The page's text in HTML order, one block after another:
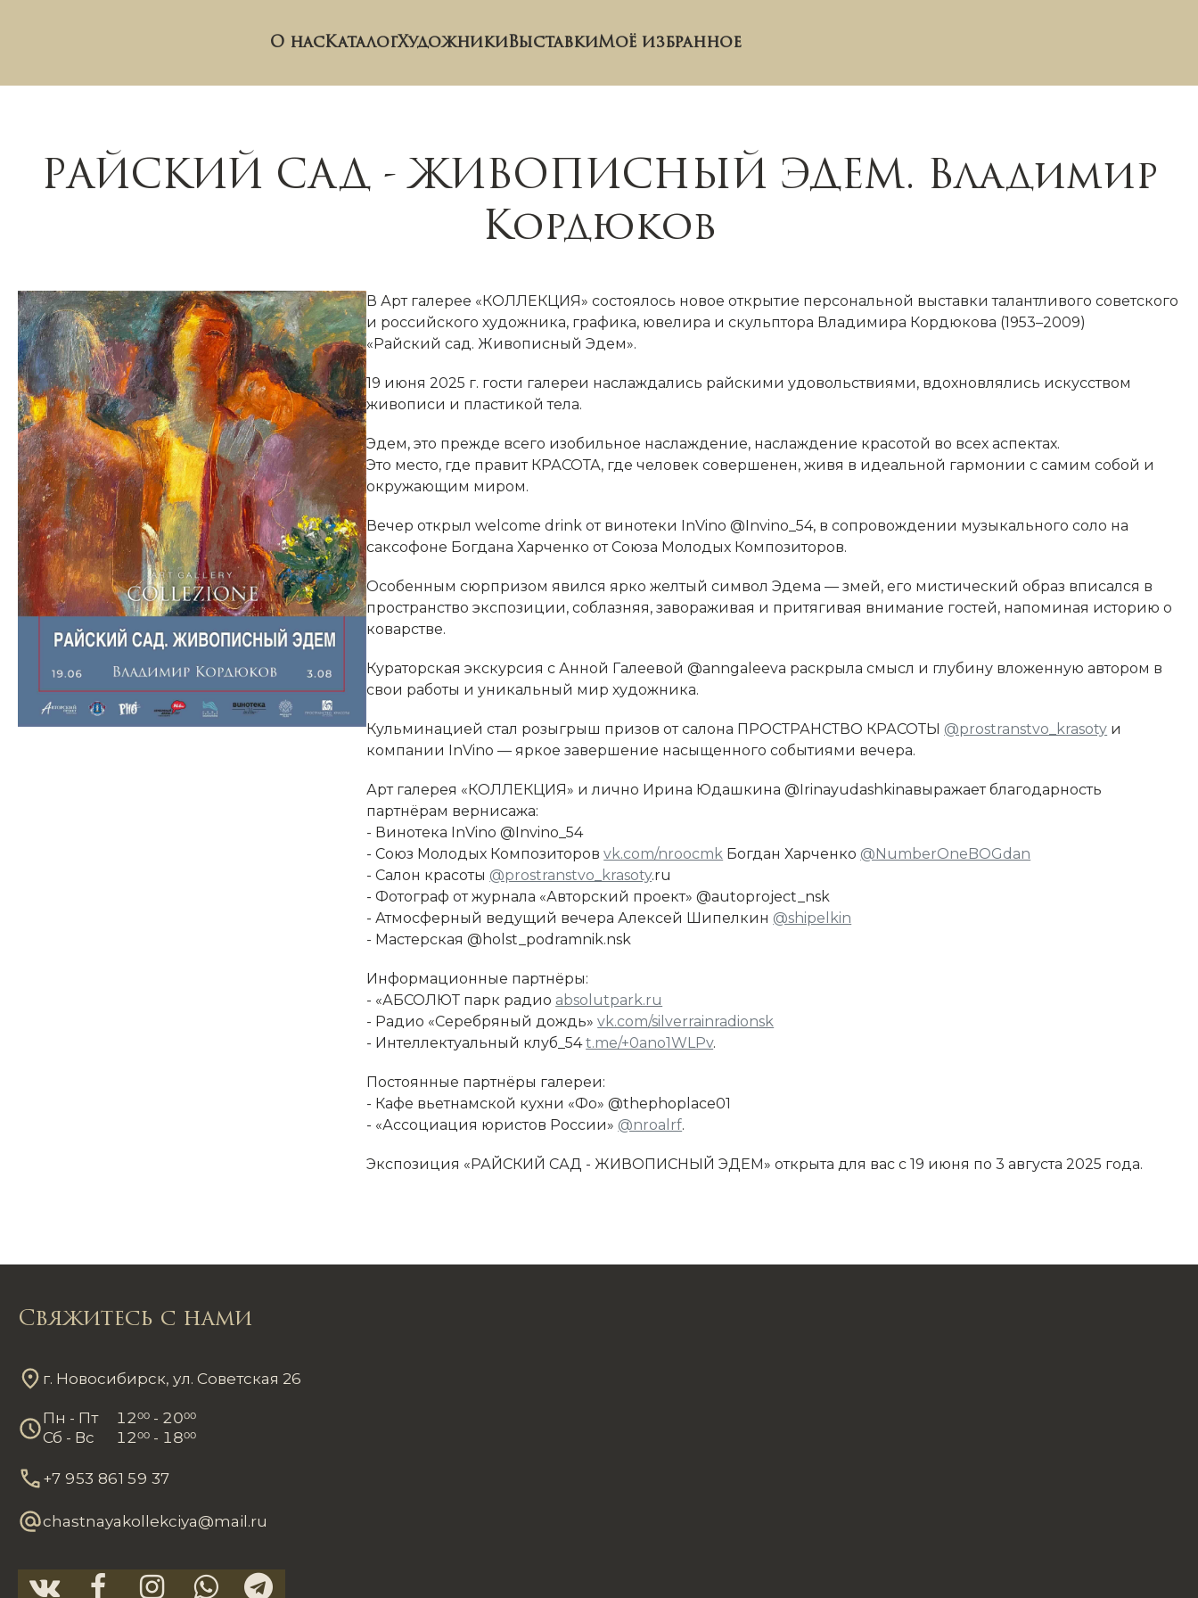
О насКаталогХудожникиВыставкиМоё избранное
РАЙСКИЙ САД - ЖИВОПИСНЫЙ ЭДЕМ. Владимир
Кордюков
В Арт галерее «КОЛЛЕКЦИЯ» состоялось новое открытие персональной выставки талантливого советского
и российского художника, графика, ювелира и скульптора Владимира Кордюкова (1953–2009)
«Райский сад. Живописный Эдем».
19 июня 2025 г. гости галереи наслаждались райскими удовольствиями, вдохновлялись искусством
живописи и пластикой тела.
Эдем, это прежде всего изобильное наслаждение, наслаждение красотой во всех аспектах.
Это место, где правит КРАСОТА, где человек совершенен, живя в идеальной гармонии с самим собой и
окружающим миром.
Вечер открыл welcome drink от винотеки InVino @Invino_54, в сопровождении музыкального соло на
саксофоне Богдана Харченко от Союза Молодых Композиторов.
Особенным сюрпризом явился ярко желтый символ Эдема — змей, его мистический образ вписался в
пространство экспозиции, соблазняя, завораживая и притягивая внимание гостей, напоминая историю о
коварстве.
Кураторская экскурсия с Анной Галеевой @anngaleeva раскрыла смысл и глубину вложенную автором в
свои работы и уникальный мир художника.
Кульминацией стал розыгрыш призов от салона ПРОСТРАНСТВО КРАСОТЫ @prostranstvo_krasoty и
компании InVino — яркое завершение насыщенного событиями вечера.
Арт галерея «КОЛЛЕКЦИЯ» и лично Ирина Юдашкина @Irinayudashkinaвыражает благодарность
партнёрам вернисажа:
- Винотека InVino @Invino_54
- Союз Молодых Композиторовvk.com/nroocmk Богдан Харченко @NumberOneBOGdan
- Салон красоты @prostranstvo_krasoty.ru
- Фотограф от журнала «Авторский проект» @autoproject_nsk
- Атмосферный ведущий вечера Алексей Шипелкин @shipelkin
- Мастерская @holst_podramnik.nsk
Информационные партнёры:
- «АБСОЛЮТ парк радио absolutpark.ru
- Радио «Серебряный дождь»vk.com/silverrainradionsk
- Интеллектуальный клуб_54t.me/+0ano1WLPv.
Постоянные партнёры галереи:
- Кафе вьетнамской кухни «Фо» @thephoplace01
- «Ассоциация юристов России» @nroalrf.
Экспозиция «РАЙСКИЙ САД - ЖИВОПИСНЫЙ ЭДЕМ» открыта для вас с 19 июня по 3 августа 2025 года.
Свяжитесь с нами
г. Новосибирск, ул. Советская 26
Пн - Пт 1200 - 2000
Сб - Вс
1200 - 1800
+7 953 861 59 37
chastnayakollekciya@mail.ru